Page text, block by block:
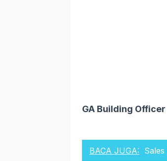
GA Building Officer
BACA JUGA: